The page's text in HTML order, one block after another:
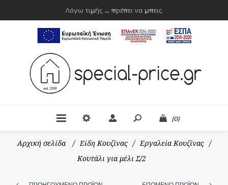
Λόγω τιμής ... πρέπει να μπεις
(0)
Αρχική σελίδα / Είδη Κουζίνας / Εργαλεία Κουζίνας
/
Κουτάλι για μέλι Σ/2